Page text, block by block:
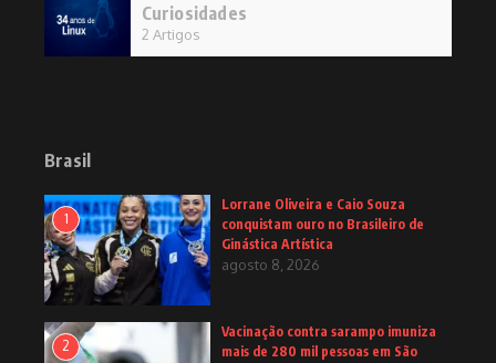
Curiosidades
2 Artigos
Brasil
1
Lorrane Oliveira e Caio Souza
conquistam ouro no Brasileiro de
Ginástica Artística
agosto 8, 2026
2
Vacinação contra sarampo imuniza
mais de 280 mil pessoas em São